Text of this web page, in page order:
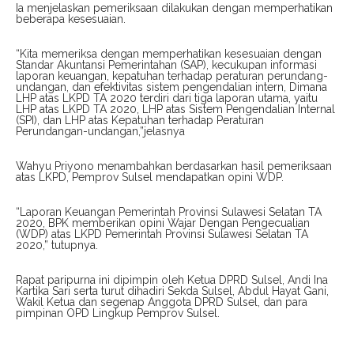
Ia menjelaskan pemeriksaan dilakukan dengan memperhatikan
beberapa kesesuaian.
“Kita memeriksa dengan memperhatikan kesesuaian dengan
Standar Akuntansi Pemerintahan (SAP), kecukupan informasi
laporan keuangan, kepatuhan terhadap peraturan perundang-
undangan, dan efektivitas sistem pengendalian intern, Dimana
LHP atas LKPD TA 2020 terdiri dari tiga laporan utama, yaitu
LHP atas LKPD TA 2020, LHP atas Sistem Pengendalian Internal
(SPI), dan LHP atas Kepatuhan terhadap Peraturan
Perundangan-undangan,”jelasnya
Wahyu Priyono menambahkan berdasarkan hasil pemeriksaan
atas LKPD, Pemprov Sulsel mendapatkan opini WDP.
“Laporan Keuangan Pemerintah Provinsi Sulawesi Selatan TA
2020, BPK memberikan opini Wajar Dengan Pengecualian
(WDP) atas LKPD Pemerintah Provinsi Sulawesi Selatan TA
2020,” tutupnya.
Rapat paripurna ini dipimpin oleh Ketua DPRD Sulsel, Andi Ina
Kartika Sari serta turut dihadiri Sekda Sulsel, Abdul Hayat Gani,
Wakil Ketua dan segenap Anggota DPRD Sulsel, dan para
pimpinan OPD Lingkup Pemprov Sulsel.